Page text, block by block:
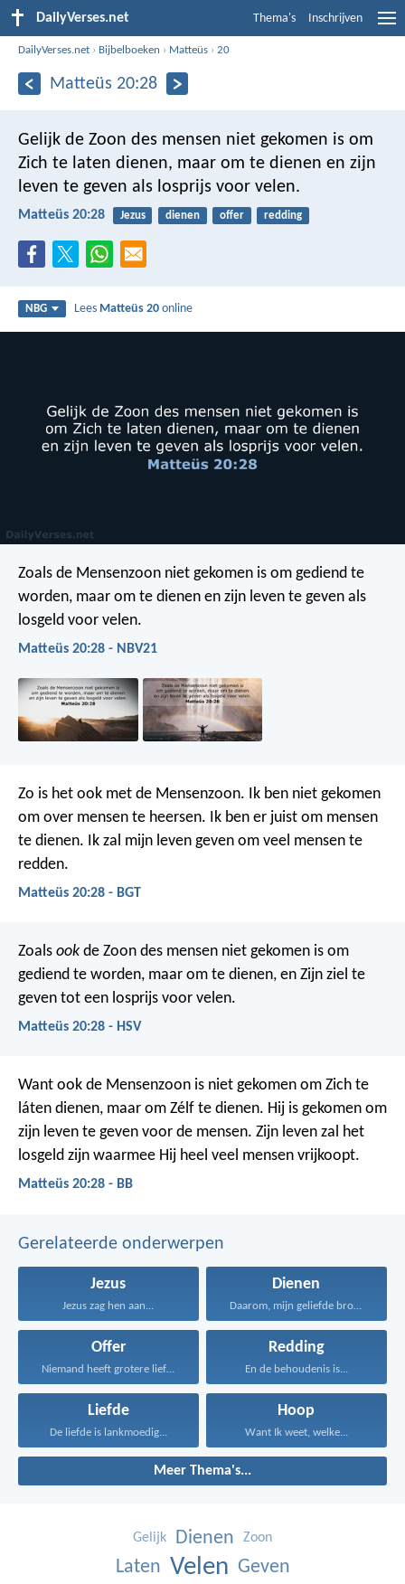
DailyVerses.net Thema's Inschrijven
DailyVerses.net › Bijbelboeken › Matteüs ›20
Matteüs 20:28
Gelijk de Zoon des mensen niet gekomen is om
Zich te laten dienen, maar om te dienen en zijn
leven te geven als losprijs voor velen.
Matteüs 20:28 Jezus dienen offer redding
NBG Lees Matteüs 20 online
Zoals de Mensenzoon niet gekomen is om gediend te
worden, maar om te dienen en zijn leven te geven als
losgeld voor velen.
Matteüs 20:28 - NBV21
Zo is het ook met de Mensenzoon. Ik ben niet gekomen
om over mensen te heersen. Ik ben er juist om mensen
te dienen. Ik zal mijn leven geven om veel mensen te
redden.
Matteüs 20:28 - BGT
Zoals ook de Zoon des mensen niet gekomen is om
gediend te worden, maar om te dienen, en Zijn ziel te
geven tot een losprijs voor velen.
Matteüs 20:28 - HSV
Want ook de Mensenzoon is niet gekomen om Zich te
láten dienen, maar om Zélf te dienen. Hij is gekomen om
zijn leven te geven voor de mensen. Zijn leven zal het
losgeld zijn waarmee Hij heel veel mensen vrijkoopt.
Matteüs 20:28 - BB
Gerelateerde onderwerpen
Jezus
Jezus zag hen aan...
Dienen
Daarom, mijn geliefde broeders...
Offer
Niemand heeft grotere liefde...
Redding
En de behoudenis is...
Liefde
De liefde is lankmoedig...
Hoop
Want Ik weet, welke...
Meer Thema's...
Gelijk Dienen Zoon
Laten Velen Geven